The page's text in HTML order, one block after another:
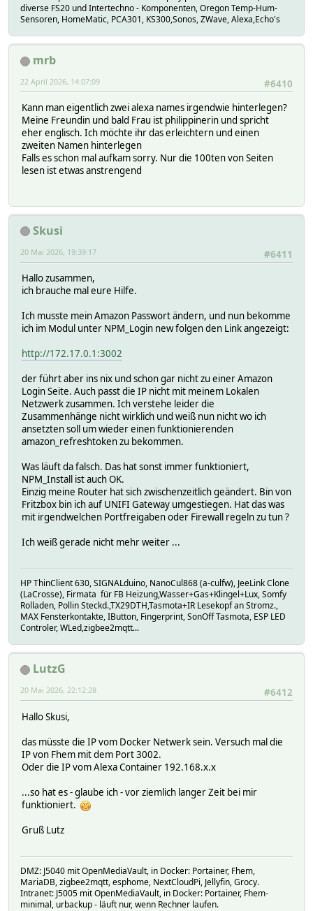
diverse FS20 und Intertechno - Komponenten, Oregon Temp-Hum-
Sensoren, HomeMatic, PCA301, KS300,Sonos, ZWave, Alexa,Echo's
mrb
#6410
22 April 2026, 14:07:09
Kann man eigentlich zwei alexa names irgendwie hinterlegen?
Meine Freundin und bald Frau ist philippinerin und spricht
eher englisch. Ich möchte ihr das erleichtern und einen
zweiten Namen hinterlegen
Falls es schon mal aufkam sorry. Nur die 100ten von Seiten
lesen ist etwas anstrengend
Skusi
#6411
20 Mai 2026, 19:39:17
Hallo zusammen,
ich brauche mal eure Hilfe.
Ich musste mein Amazon Passwort ändern, und nun bekomme
ich im Modul unter NPM_Login new folgen den Link angezeigt:
http://172.17.0.1:3002
der führt aber ins nix und schon gar nicht zu einer Amazon
Login Seite. Auch passt die IP nicht mit meinem Lokalen
Netzwerk zusammen. Ich verstehe leider die
Zusammenhänge nicht wirklich und weiß nun nicht wo ich
ansetzten soll um wieder einen funktionierenden
amazon_refreshtoken zu bekommen.
Was läuft da falsch. Das hat sonst immer funktioniert,
NPM_Install ist auch OK.
Einzig meine Router hat sich zwischenzeitlich geändert. Bin von
Fritzbox bin ich auf UNIFI Gateway umgestiegen. Hat das was
mit irgendwelchen Portfreigaben oder Firewall regeln zu tun ?
Ich weiß gerade nicht mehr weiter ...
HP ThinClient 630, SIGNALduino, NanoCul868 (a-culfw), JeeLink Clone
(LaCrosse), Firmata für FB Heizung,Wasser+Gas+Klingel+Lux, Somfy
Rolladen, Pollin Steckd.,TX29DTH,Tasmota+IR Lesekopf an Stromz.,
MAX Fensterkontakte, IButton, Fingerprint, SonOff Tasmota, ESP LED
Controler, WLed,zigbee2mqtt...
LutzG
#6412
20 Mai 2026, 22:12:28
Hallo Skusi,
das müsste die IP vom Docker Netwerk sein. Versuch mal die
IP von Fhem mit dem Port 3002.
Oder die IP vom Alexa Container 192.168.x.x
...so hat es - glaube ich - vor ziemlich langer Zeit bei mir
funktioniert.
Gruß Lutz
DMZ: J5040 mit OpenMediaVault, in Docker: Portainer, Fhem,
MariaDB, zigbee2mqtt, esphome, NextCloudPi, Jellyfin, Grocy.
Intranet: J5005 mit OpenMediaVault, in Docker: Portainer, Fhem-
minimal, urbackup - läuft nur, wenn Rechner laufen.